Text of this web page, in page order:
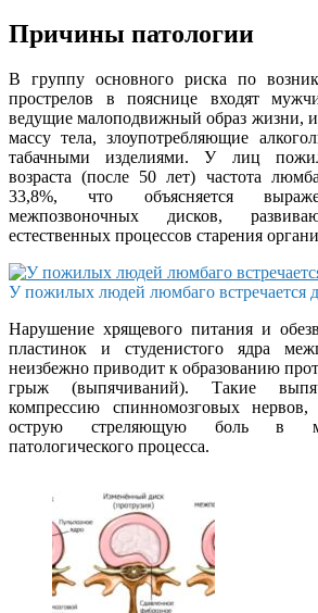
Причины патологии
В группу основного риска по
прострелов в пояснице входят
ведущие малоподвижный образ жизни,
массу тела, злоупотребляющие
табачными изделиями. У лиц
возраста (после 50 лет) частота
33,8%, что объясняется
межпозвоночных дисков,
естественных процессов старения
У пожилых людей люмбаго встречается
Нарушение хрящевого питания и
пластинок и студенистого ядра
неизбежно приводит к образованию
грыж (выпячиваний). Такие
компрессию спинномозговых
острую стреляющую боль в
патологического процесса.